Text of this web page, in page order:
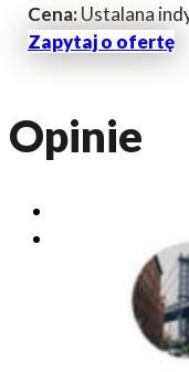
Cena:Ustalana
Zapytaj o ofertę
Opinie